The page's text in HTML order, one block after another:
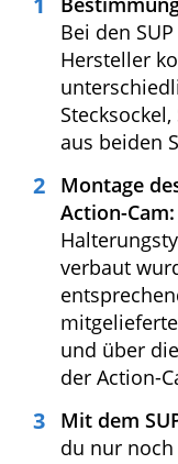
Die
SUP Fans
auf der
Boards.
3 hilfreiche
Bluefin C-
deinem
insgesamt
zum
Halterung).